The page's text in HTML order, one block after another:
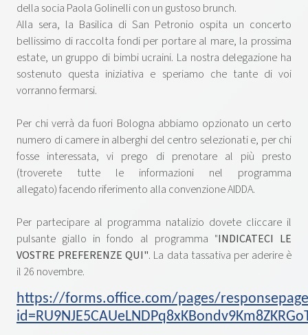
della socia Paola Golinelli con un gustoso brunch.
Alla sera, la Basilica di San Petronio ospita un concerto
bellissimo di raccolta fondi per portare al mare, la prossima
estate, un gruppo di bimbi ucraini. La nostra delegazione ha
sostenuto questa iniziativa e speriamo che tante di voi
vorranno fermarsi.
Per chi verrà da fuori Bologna abbiamo opzionato un certo
numero di camere in alberghi del centro selezionati e, per chi
fosse interessata, vi prego di prenotare al più presto
(troverete tutte le informazioni nel programma
allegato) facendo riferimento alla convenzione AIDDA.
Per partecipare al programma natalizio dovete cliccare il
pulsante giallo in fondo al programma "INDICATECI LE
VOSTRE PREFERENZE QUI". La data tassativa per aderire è
il 26 novembre.
https://forms.office.com/pages/